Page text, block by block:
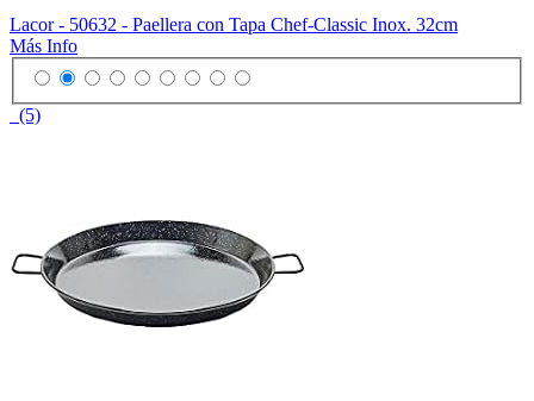
Lacor - 50632 - Paellera con Tapa Chef-Classic Inox. 32cm
Más Info
(5)